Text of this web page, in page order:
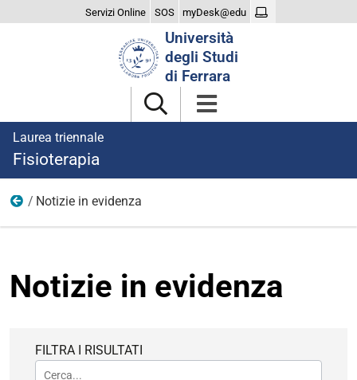
Servizi Online SOS myDesk@edu
Università
degli Studi
di Ferrara
Laurea triennale
Fisioterapia
Notizie
Notizie in evidenza
Notizie in evidenza
FILTRA I RISULTATI